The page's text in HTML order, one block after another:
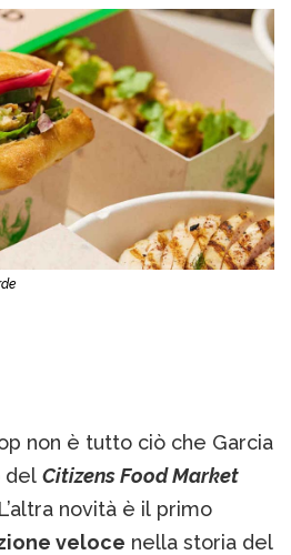
non è tutto ciò che Garcia
del Citizens Food Market
novità è il primo
veloce nella storia del